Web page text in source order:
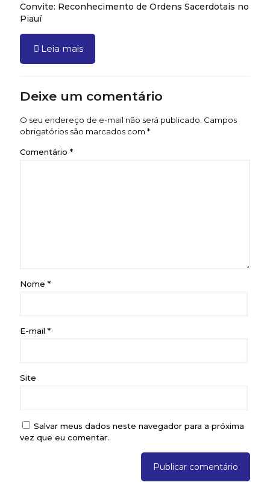
Convite: Reconhecimento de Ordens Sacerdotais no
Piauí
Leia mais
Deixe um comentário
O seu endereço de e-mail não será publicado. Campos
obrigatórios são marcados com *
Comentário *
Nome *
E-mail *
Site
Salvar meus dados neste navegador para a próxima
vez que eu comentar.